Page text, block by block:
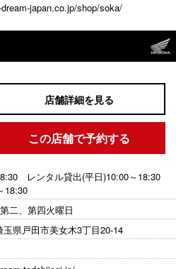
japan.co.jp/shop/soka/
店舗詳細を見る
この店舗で予約する
レンタル貸出(平日)10:00～18:30
18:30
二、第四火曜日
玉県戸田市美女木3丁目20-14